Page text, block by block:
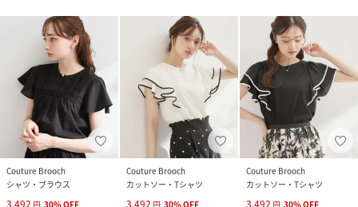
Couture Brooch
シャツ・ブラウス
3,492 円 30%OFF
Couture Brooch
カットソー・Tシャツ
3,492 円 30%OFF
Couture Brooch
カットソー・Tシャツ
3,492 円 30%OFF